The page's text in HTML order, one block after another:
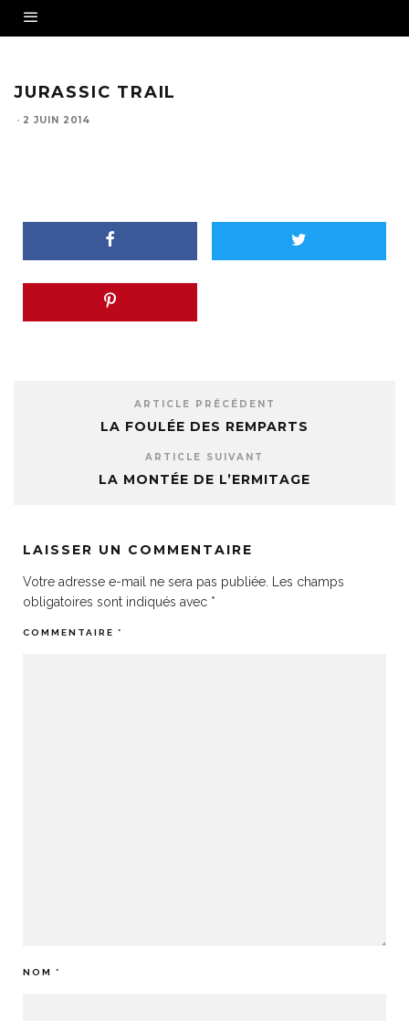
JURASSIC TRAIL
· 2 JUIN 2014
ARTICLE PRÉCÉDENT
LA FOULÉE DES REMPARTS
ARTICLE SUIVANT
LA MONTÉE DE L’ERMITAGE
LAISSER UN COMMENTAIRE
Votre adresse e-mail ne sera pas publiée.
Les champs
obligatoires sont indiqués avec *
COMMENTAIRE *
NOM *